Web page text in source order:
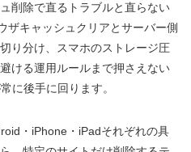
削除で直るトラブルと直らない
ザキャッシュクリアとサーバー側
り分け、スマホのストレージ圧
ける運用ルールまで押さえない
に後手に回ります。
・iPhone・iPadそれぞれの具